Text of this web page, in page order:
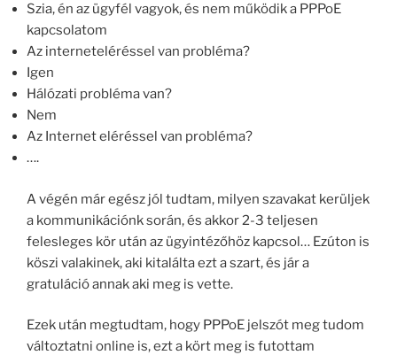
Szia, én az ügyfél vagyok, és nem működik a PPPoE
kapcsolatom
Az interneteléréssel van probléma?
Igen
Hálózati probléma van?
Nem
Az Internet eléréssel van probléma?
….
A végén már egész jól tudtam, milyen szavakat kerüljek
a kommunikációnk során, és akkor 2-3 teljesen
felesleges kör után az ügyintézőhöz kapcsol… Ezúton is
köszi valakinek, aki kitalálta ezt a szart, és jár a
gratuláció annak aki meg is vette.
Ezek után megtudtam, hogy PPPoE jelszót meg tudom
változtatni online is, ezt a kört meg is futottam